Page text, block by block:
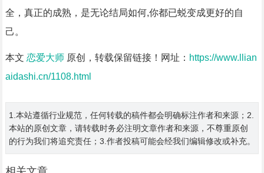
全，真正的成熟，是无论结局如何,你都已蜕变成更好的自
己。
本文 恋爱大师原创，转载保留链接！网址： https://www.llian
aidashi.cn/1108.html
1.本站遵循行业规范，任何转载的稿件都会明确标注作者和来源；2.
本站的原创文章，请转载时务必注明文章作者和来源，不尊重原创
的行为我们将追究责任；3.作者投稿可能会经我们编辑修改或补充。